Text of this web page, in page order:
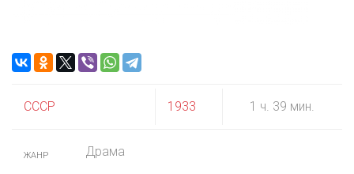
СССР 1933 1 ч. 39 мин.
ЖАНР Драма